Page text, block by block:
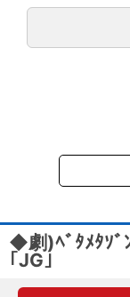
のみで新たな送料は
大型商品送料が必要
負担頂きます。
受けます。
◆劇)ﾍﾞﾀﾒﾀｿﾞ
｢JG｣